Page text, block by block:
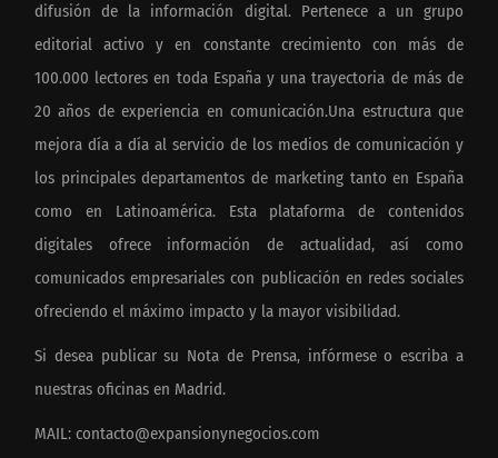
difusión de la información digital. Pertenece a un grupo
editorial activo y en constante crecimiento con más de
100.000 lectores en toda España y una trayectoria de más de
20 años de experiencia en comunicación.Una estructura que
mejora día a día al servicio de los medios de comunicación y
los principales departamentos de marketing tanto en España
como en Latinoamérica. Esta plataforma de contenidos
digitales ofrece información de actualidad, así como
comunicados empresariales con publicación en redes sociales
ofreciendo el máximo impacto y la mayor visibilidad.
Si desea publicar su Nota de Prensa, infórmese o escriba a
nuestras oficinas en Madrid.
MAIL: contacto@expansionynegocios.com